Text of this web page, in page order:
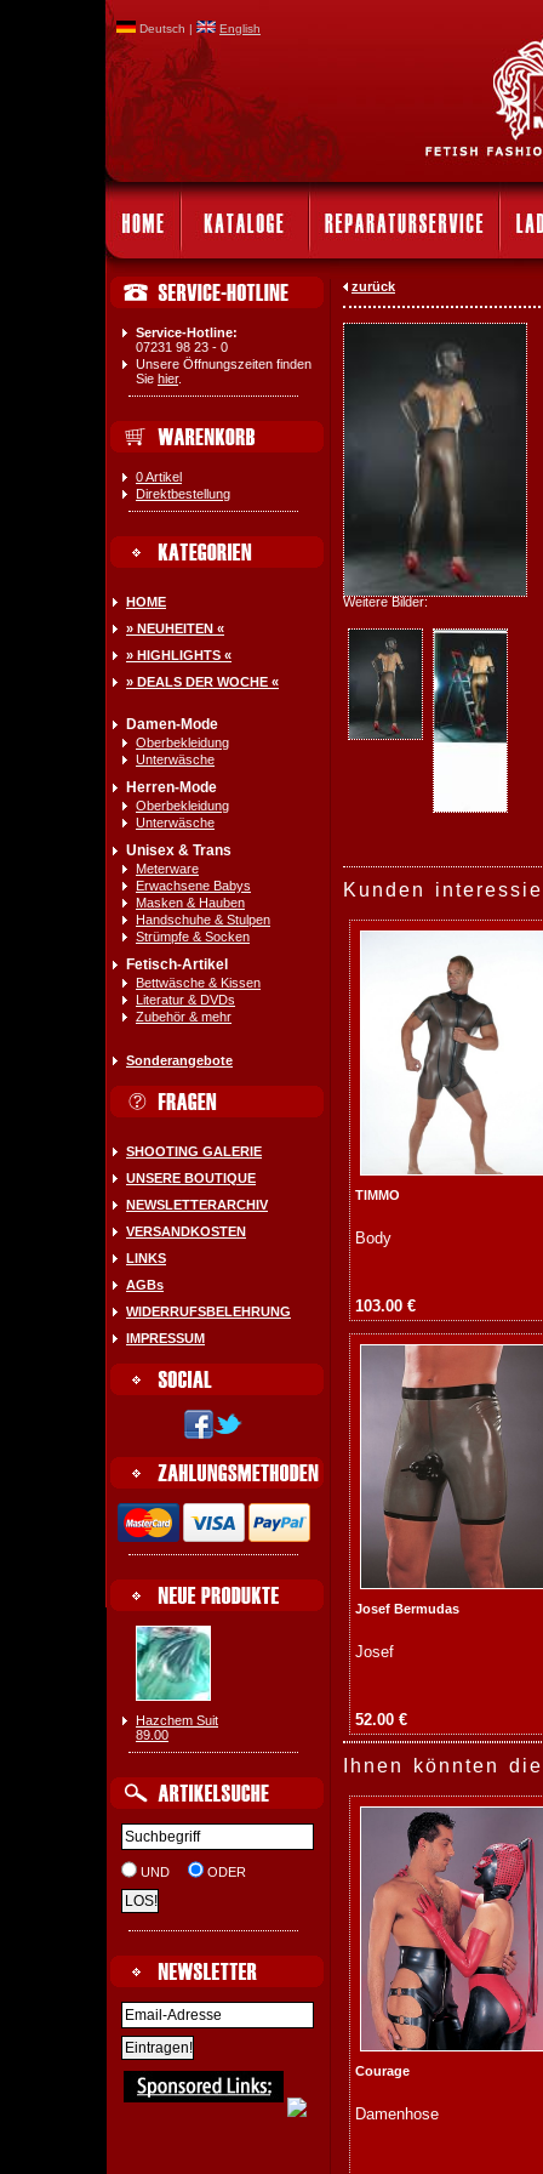
Deutsch | English
Service-Hotline:
07231 98 23 - 0
Unsere Öffnungszeiten finden
Sie hier.
0 Artikel
Direktbestellung
HOME
» NEUHEITEN «
» HIGHLIGHTS «
» DEALS DER WOCHE «
Damen-Mode
Oberbekleidung
Unterwäsche
Herren-Mode
Oberbekleidung
Unterwäsche
Unisex & Trans
Meterware
Erwachsene Babys
Masken & Hauben
Handschuhe & Stulpen
Strümpfe & Socken
Fetisch-Artikel
Bettwäsche & Kissen
Literatur & DVDs
Zubehör & mehr
Sonderangebote
SHOOTING GALERIE
UNSERE BOUTIQUE
NEWSLETTERARCHIV
VERSANDKOSTEN
LINKS
AGBs
WIDERRUFSBELEHRUNG
IMPRESSUM
Hazchem Suit
89.00
UND ODER
zurück
Weitere Bilder:
Kunden
TIMMO
Body
103.00 €
Josef Bermudas
Josef
52.00 €
Ihnen könnten
Courage
Damenhose